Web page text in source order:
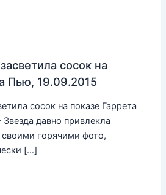
сосок на
Пью, 19.09.2015
сосок на показе Гаррета
давно привлекла
горячими фото,
[…]